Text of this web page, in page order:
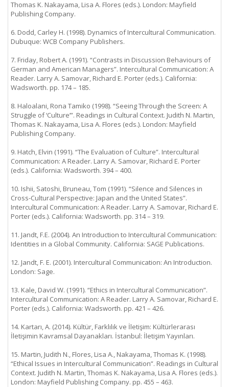
Thomas K. Nakayama, Lisa A. Flores (eds.). London: Mayfield
Publishing Company.
6. Dodd, Carley H. (1998). Dynamics of Intercultural Communication.
Dubuque: WCB Company Publishers.
7. Friday, Robert A. (1991). “Contrasts in Discussion Behaviours of
German and American Managers”. Intercultural Communication: A
Reader. Larry A. Samovar, Richard E. Porter (eds.). California:
Wadsworth. pp. 174 – 185.
8. Haloalani, Rona Tamiko (1998). “Seeing Through the Screen: A
Struggle of ‘Culture’”. Readings in Cultural Context. Judith N. Martin,
Thomas K. Nakayama, Lisa A. Flores (eds.). London: Mayfield
Publishing Company.
9. Hatch, Elvin (1991). “The Evaluation of Culture”. Intercultural
Communication: A Reader. Larry A. Samovar, Richard E. Porter
(eds.). California: Wadsworth. 394 – 400.
10. Ishii, Satoshi, Bruneau, Tom (1991). “Silence and Silences in
Cross-Cultural Perspective: Japan and the United States”.
Intercultural Communication: A Reader. Larry A. Samovar, Richard E.
Porter (eds.). California: Wadsworth. pp. 314 – 319.
11. Jandt, F.E. (2004). An Introduction to Intercultural Communication:
Identities in a Global Community. California: SAGE Publications.
12. Jandt, F. E. (2001). Intercultural Communication: An Introduction.
London: Sage.
13. Kale, David W. (1991). “Ethics in Intercultural Communication”.
Intercultural Communication: A Reader. Larry A. Samovar, Richard E.
Porter (eds.). California: Wadsworth. pp. 421 – 426.
14. Kartarı, A. (2014). Kültür, Farklılık ve İletişim: Kültürlerarası
İletişimin Kavramsal Dayanakları. İstanbul: İletişim Yayınları.
15. Martin, Judith N., Flores, Lisa A., Nakayama, Thomas K. (1998).
“Ethical Issues in Intercultural Communication”. Readings in Cultural
Context. Judith N. Martin, Thomas K. Nakayama, Lisa A. Flores (eds.).
London: Mayfield Publishing Company. pp. 455 – 463.